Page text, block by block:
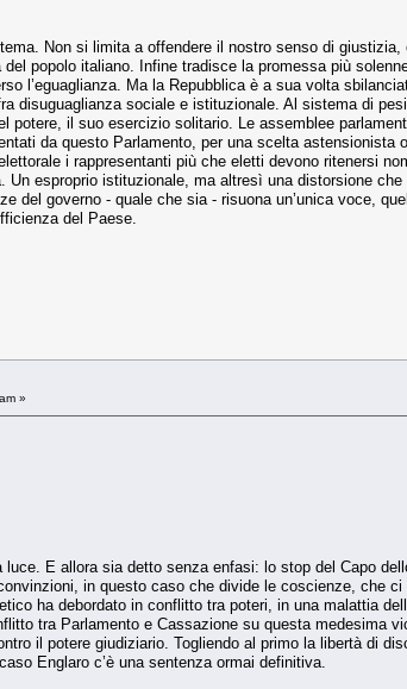
Non si limita a offendere il nostro senso di
popolo italiano. Infine tradisce la promessa più
l’eguaglianza. Ma la Repubblica è a sua volta
disuguaglianza sociale e istituzionale. Al sistema di
potere, il suo esercizio solitario. Le assemblee
da questo Parlamento, per una scelta
i rappresentanti più che eletti devono ritenersi
esproprio istituzionale, ma altresì una distorsione
del governo - quale che sia - risuona un’unica voce,
del Paese.
»
E allora sia detto senza enfasi: lo stop del Capo
in questo caso che divide le coscienze, che
ha debordato in conflitto tra poteri, in una malattia
tra Parlamento e Cassazione su questa medesima
il potere giudiziario. Togliendo al primo la libertà di
Englaro c’è una sentenza ormai definitiva.